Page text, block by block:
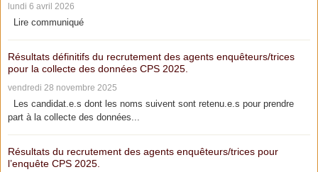
lundi 6 avril 2026
Lire communiqué
Résultats définitifs du recrutement des agents enquêteurs/trices
pour la collecte des données CPS 2025.
vendredi 28 novembre 2025
Les candidat.e.s dont les noms suivent sont retenu.e.s pour prendre
part à la collecte des données...
Résultats du recrutement des agents enquêteurs/trices pour
l’enquête CPS 2025.